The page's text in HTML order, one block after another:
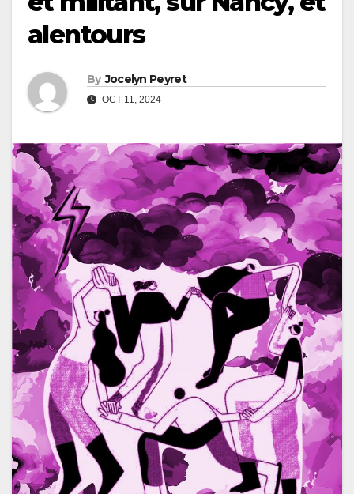
alentours
By Jocelyn Peyret
OCT 11, 2024